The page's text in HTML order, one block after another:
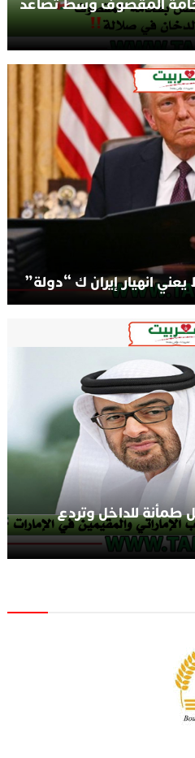
المقصوف وسط تصاعد
انهيار إيران ك “دولة”
للداخل وتردع